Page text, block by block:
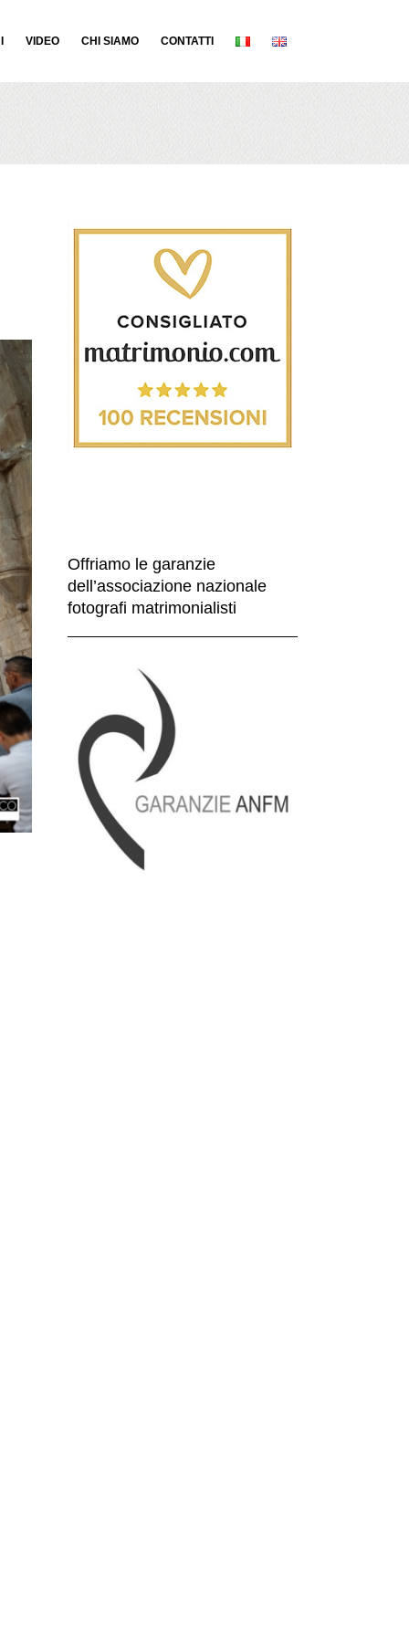
VIDEO CHI SIAMO CONTATTI
Offriamo le garanzie
dell’associazione nazionale
fotografi matrimonialisti